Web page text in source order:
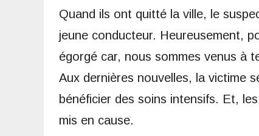
Quand ils ont quitté la ville, le
jeune conducteur. Heureusement,
égorgé car, nous sommes venus à
Aux dernières nouvelles, la victime
bénéficier des soins intensifs. Et,
mis en cause.